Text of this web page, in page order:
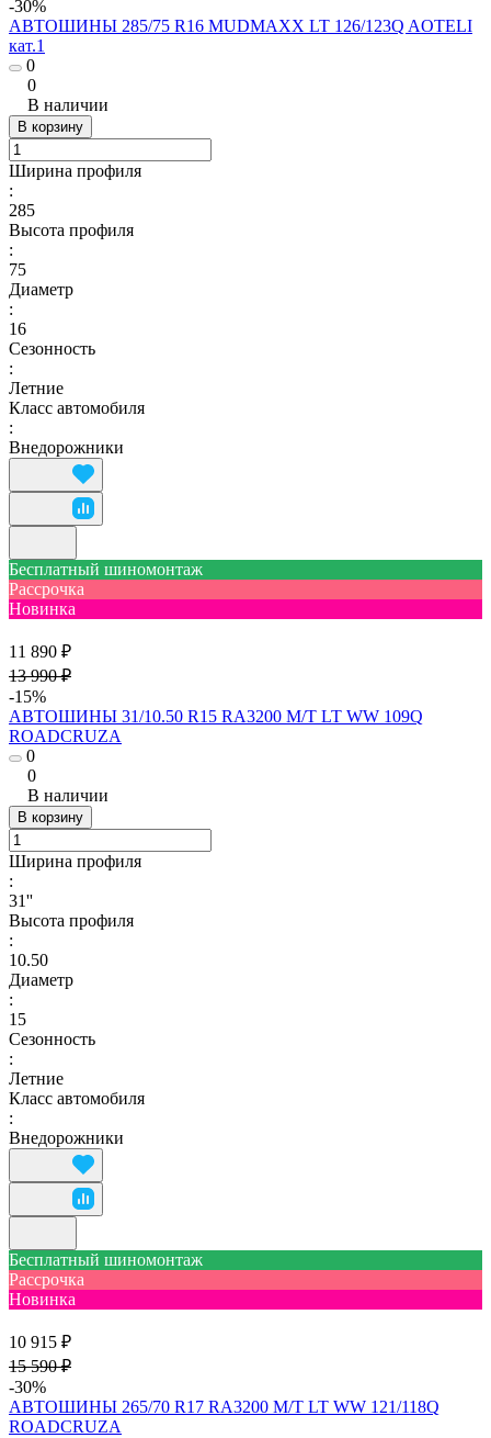
-30%
АВТОШИНЫ 285/75 R16 MUDMAXX LT 126/123Q AOTELI
кат.1
0
0
В наличии
В корзину
Ширина профиля
:
285
Высота профиля
:
75
Диаметр
:
16
Сезонность
:
Летние
Класс автомобиля
:
Внедорожники
Бесплатный шиномонтаж
Рассрочка
Новинка
11 890 ₽
13 990 ₽
-15%
АВТОШИНЫ 31/10.50 R15 RA3200 M/T LT WW 109Q
ROADCRUZA
0
0
В наличии
В корзину
Ширина профиля
:
31''
Высота профиля
:
10.50
Диаметр
:
15
Сезонность
:
Летние
Класс автомобиля
:
Внедорожники
Бесплатный шиномонтаж
Рассрочка
Новинка
10 915 ₽
15 590 ₽
-30%
АВТОШИНЫ 265/70 R17 RA3200 M/T LT WW 121/118Q
ROADCRUZA